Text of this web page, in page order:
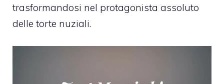
trasformandosi nel protagonista assoluto
delle torte nuziali.